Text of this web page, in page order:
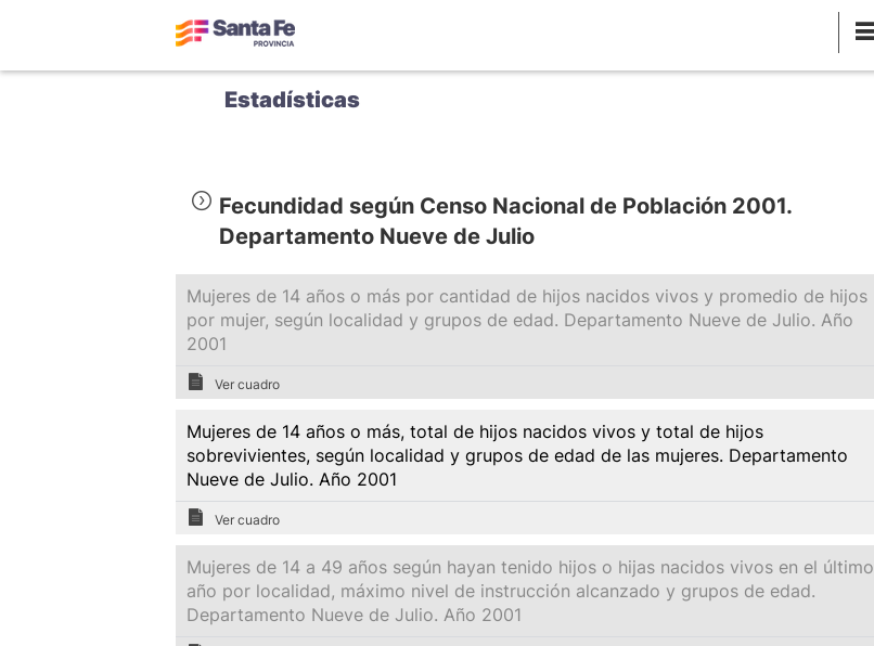
Estadísticas
Fecundidad según Censo Nacional de Población 2001.
Departamento Nueve de Julio
Mujeres de 14 años o más por cantidad de hijos nacidos vivos y promedio de hijos
por mujer, según localidad y grupos de edad. Departamento Nueve de Julio. Año
2001
Ver cuadro
Mujeres de 14 años o más, total de hijos nacidos vivos y total de hijos
sobrevivientes, según localidad y grupos de edad de las mujeres. Departamento
Nueve de Julio. Año 2001
Ver cuadro
Mujeres de 14 a 49 años según hayan tenido hijos o hijas nacidos vivos en el último
año por localidad, máximo nivel de instrucción alcanzado y grupos de edad.
Departamento Nueve de Julio. Año 2001